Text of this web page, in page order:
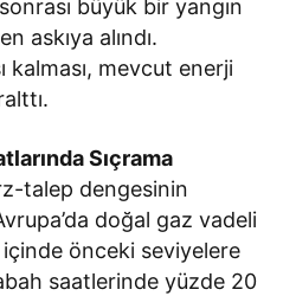
büyük bir yangın
askıya alındı.
kalması, mevcut enerji
Sıçrama
talep dengesinin
doğal gaz vadeli
önceki seviyelere
saatlerinde yüzde 20